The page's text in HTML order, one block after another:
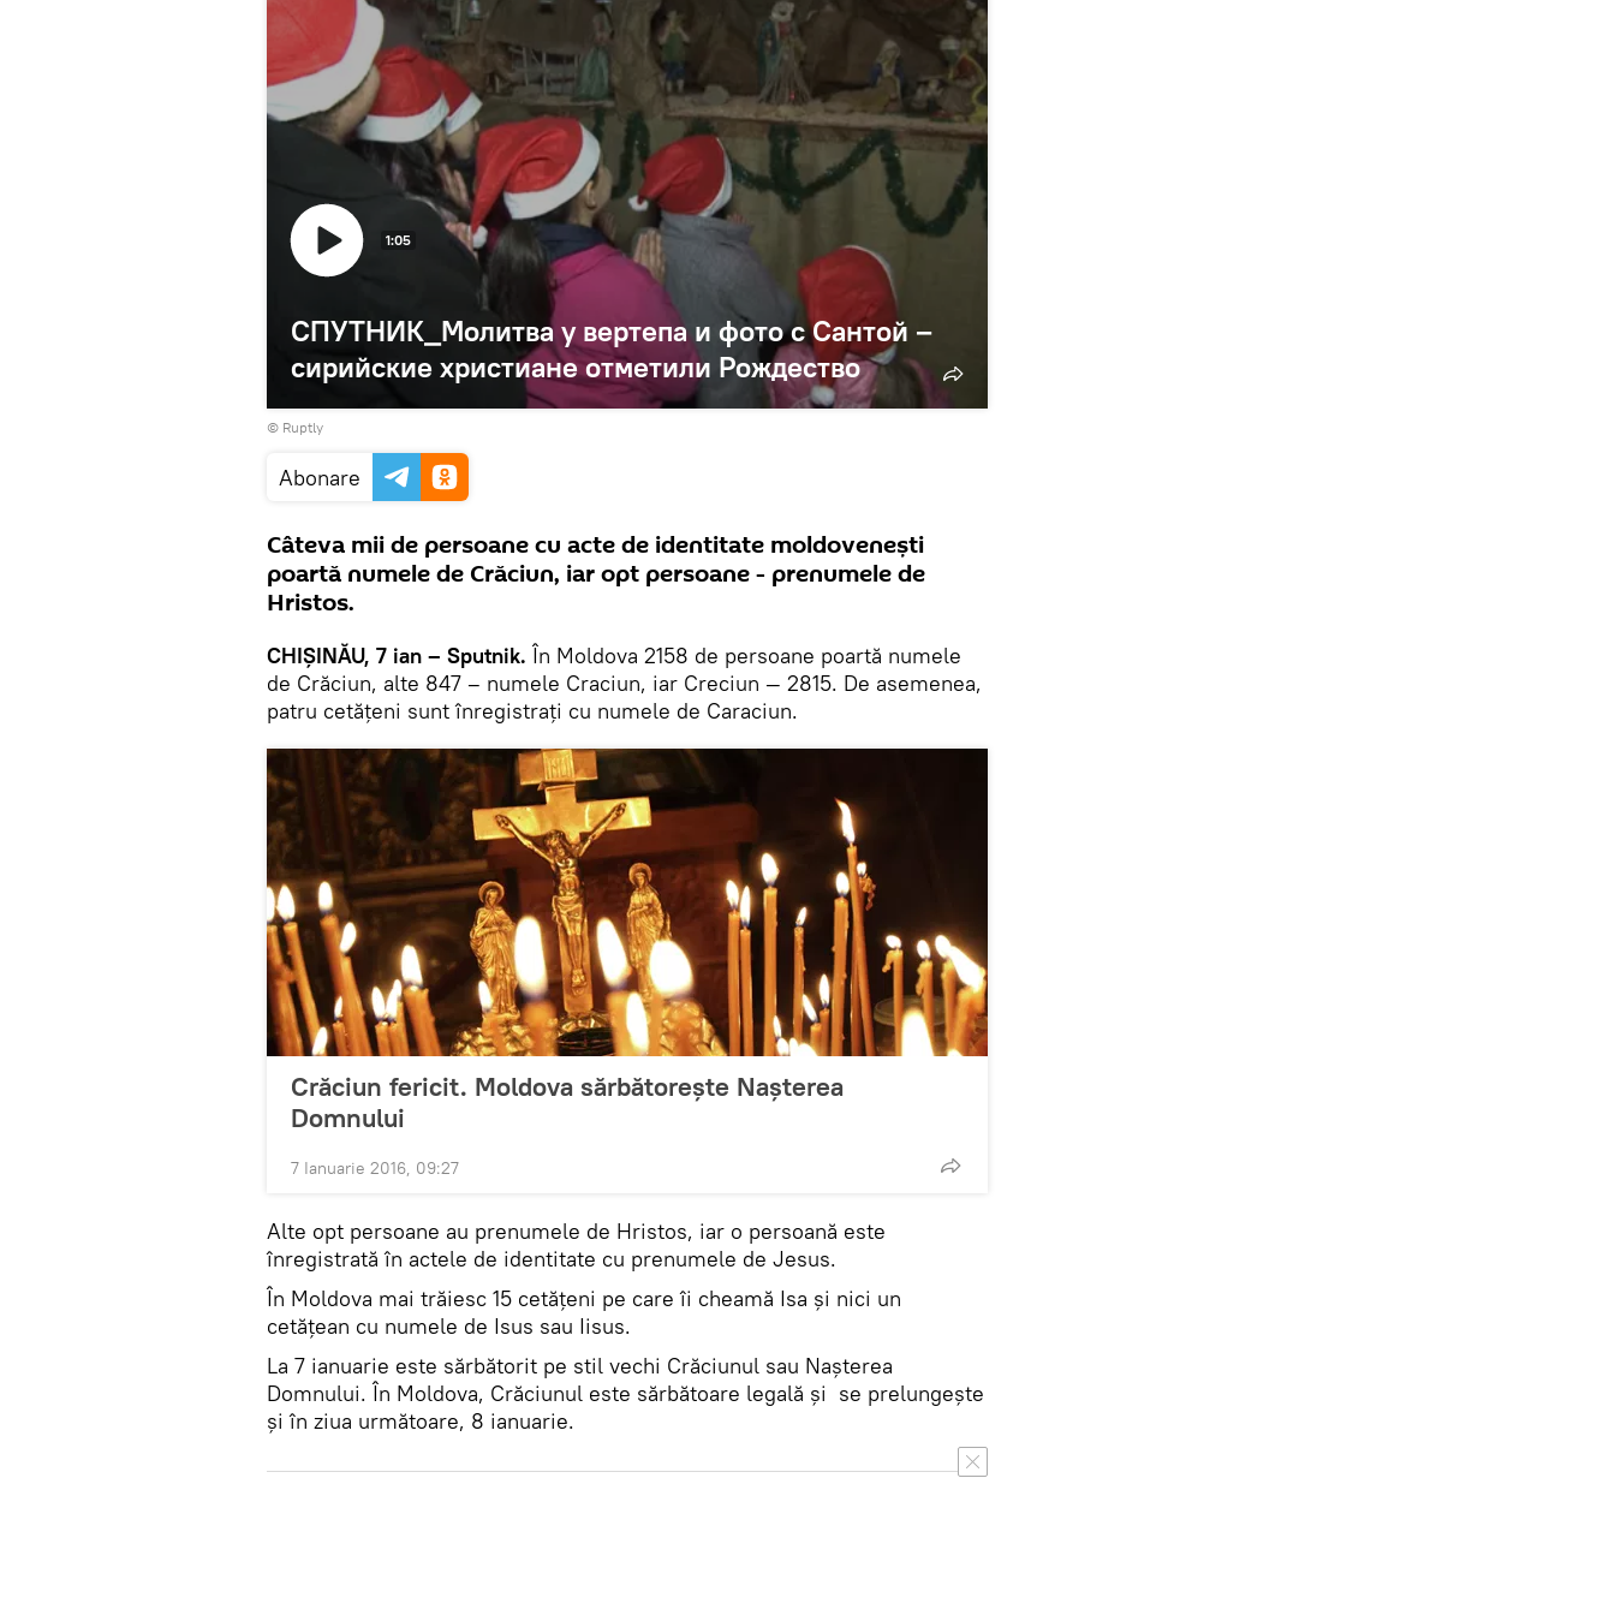
СПУТНИК_Молитва у вертепа и фото с Сантой –
сирийские христиане отметили Рождество
1:05
© Ruptly
Abonare
Câteva mii de persoane cu acte de identitate moldoveneşti
poartă numele de Crăciun, iar opt persoane - prenumele de
Hristos.
CHIŞINĂU, 7 ian – Sputnik. În Moldova 2158 de persoane poartă numele
de Crăciun, alte 847 – numele Craciun, iar Creciun — 2815. De asemenea,
patru cetăţeni sunt înregistraţi cu numele de Caraciun.
Crăciun fericit. Moldova sărbătoreşte Naşterea
Domnului
7 Ianuarie 2016, 09:27
Alte opt persoane au prenumele de Hristos, iar o persoană este
înregistrată în actele de identitate cu prenumele de Jesus.
În Moldova mai trăiesc 15 cetăţeni pe care îi cheamă Isa şi nici un
cetăţean cu numele de Isus sau Iisus.
La 7 ianuarie este sărbătorit pe stil vechi Crăciunul sau Nașterea
Domnului. În Moldova, Crăciunul este sărbătoare legală și se prelungește
şi în ziua următoare, 8 ianuarie.